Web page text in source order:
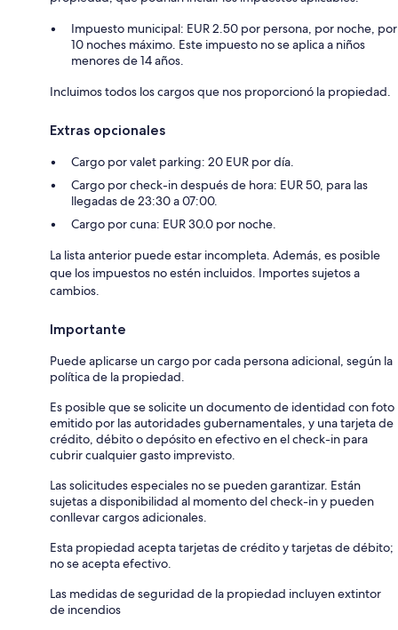
Impuesto municipal: EUR 2.50 por persona, por noche, por
10 noches máximo. Este impuesto no se aplica a niños
menores de 14 años.
Incluimos todos los cargos que nos proporcionó la propiedad.
Extras opcionales
Cargo por valet parking: 20 EUR por día.
Cargo por check-in después de hora: EUR 50, para las
llegadas de 23:30 a 07:00.
Cargo por cuna: EUR 30.0 por noche.
La lista anterior puede estar incompleta. Además, es posible
que los impuestos no estén incluidos. Importes sujetos a
cambios.
Importante
Puede aplicarse un cargo por cada persona adicional, según la
política de la propiedad.
Es posible que se solicite un documento de identidad con foto
emitido por las autoridades gubernamentales, y una tarjeta de
crédito, débito o depósito en efectivo en el check-in para
cubrir cualquier gasto imprevisto.
Las solicitudes especiales no se pueden garantizar. Están
sujetas a disponibilidad al momento del check-in y pueden
conllevar cargos adicionales.
Esta propiedad acepta tarjetas de crédito y tarjetas de débito;
no se acepta efectivo.
Las medidas de seguridad de la propiedad incluyen extintor
de incendios